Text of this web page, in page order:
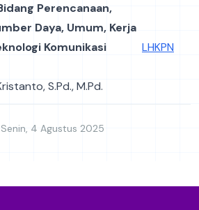
Perencanaan,
Daya, Umum, Kerja
Komunikasi
S.Pd., M.Pd.
LHKPN
4 Agustus 2025